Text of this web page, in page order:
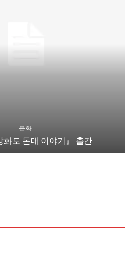
문화
화도 돈대 이야기』 출간